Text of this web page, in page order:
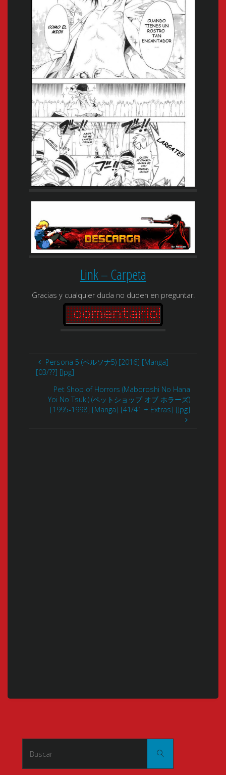
Link – Carpeta
Gracias y cualquier duda no duden en preguntar.
Persona 5 (ペルソナ5) [2016] [Manga]
[03/??] [Jpg]
Pet Shop of Horrors (Maboroshi No Hana
Yoi No Tsuki) (ペットショップ オブ ホラーズ)
[1995-1998] [Manga] [41/41 + Extras] [Jpg]
Buscar